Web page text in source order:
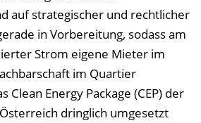
auf strategischer und rechtlicher
in Vorbereitung, sodass am
Strom eigene Mieter im
im Quartier
Clean Energy Package (CEP) der
dringlich umgesetzt